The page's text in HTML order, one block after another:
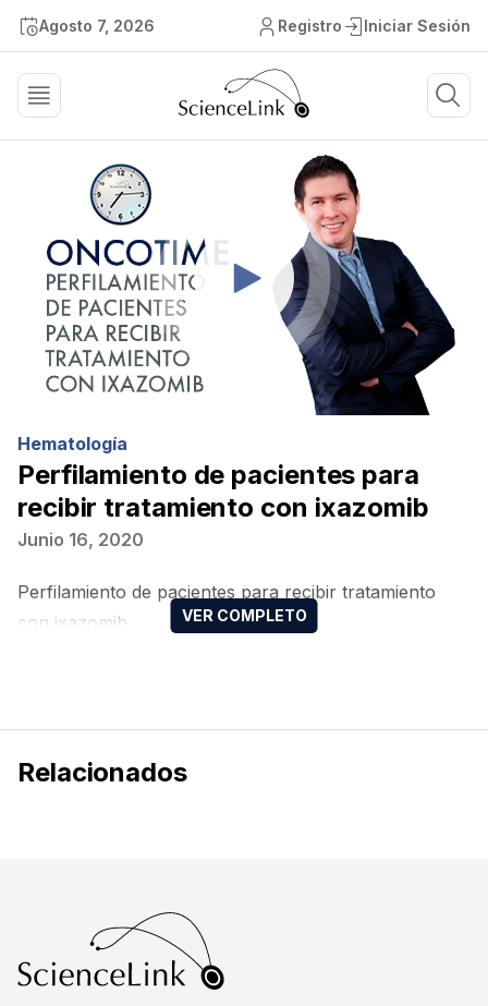
Agosto 7, 2026 Registro Iniciar Sesión
Hematología
Perfilamiento de pacientes para
recibir tratamiento con ixazomib
Junio 16, 2020
Perfilamiento de pacientes para recibir tratamiento
con ixazomib
Relacionados